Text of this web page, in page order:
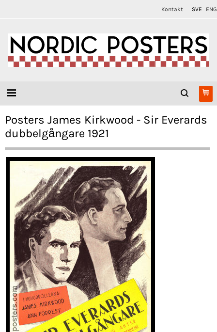
Kontakt SVE ENG
Posters James Kirkwood - Sir Everards
dubbelgångare 1921